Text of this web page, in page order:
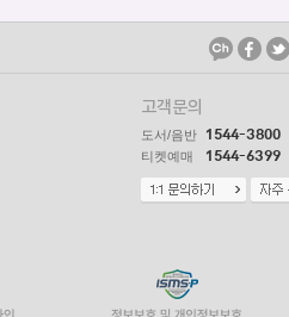
고객문의
도서/음반 1544-3800
티켓예매 1544-6399